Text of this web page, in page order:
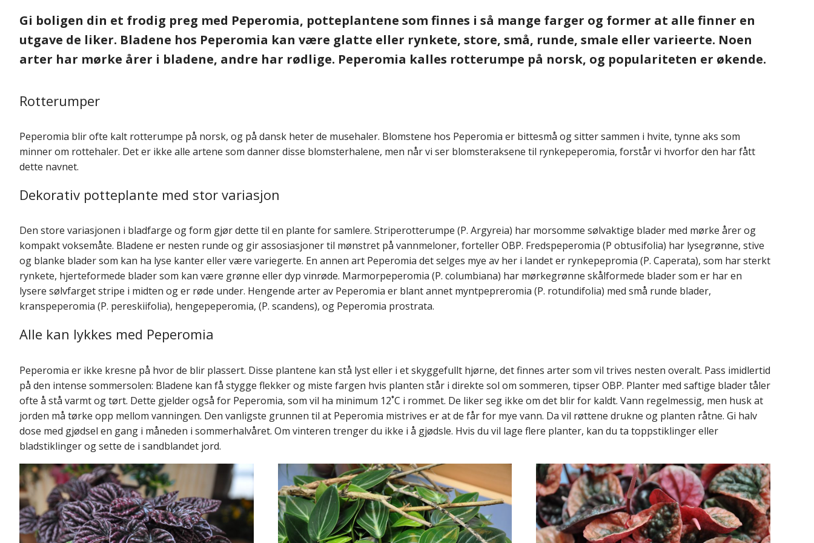
Gi boligen din et frodig preg med Peperomia, potteplantene som finnes i så mange farger og former at alle finner en
utgave de liker. Bladene hos Peperomia kan være glatte eller rynkete, store, små, runde, smale eller varieerte. Noen
arter har mørke årer i bladene, andre har rødlige. Peperomia kalles rotterumpe på norsk, og populariteten er økende.
Rotterumper
Peperomia blir ofte kalt rotterumpe på norsk, og på dansk heter de musehaler. Blomstene hos Peperomia er bittesmå og sitter sammen i hvite, tynne aks som
minner om rottehaler. Det er ikke alle artene som danner disse blomsterhalene, men når vi ser blomsteraksene til rynkepeperomia, forstår vi hvorfor den har fått
dette navnet.
Dekorativ potteplante med stor variasjon
Den store variasjonen i bladfarge og form gjør dette til en plante for samlere. Striperotterumpe (P. Argyreia) har morsomme sølvaktige blader med mørke årer og
kompakt voksemåte. Bladene er nesten runde og gir assosiasjoner til mønstret på vannmeloner, forteller OBP. Fredspeperomia (P obtusifolia) har lysegrønne, stive
og blanke blader som kan ha lyse kanter eller være variegerte. En annen art Peperomia det selges mye av her i landet er rynkepepromia (P. Caperata), som har sterkt
rynkete, hjerteformede blader som kan være grønne eller dyp vinrøde. Marmorpeperomia (P. columbiana) har mørkegrønne skålformede blader som er har en
lysere sølvfarget stripe i midten og er røde under. Hengende arter av Peperomia er blant annet myntpepreromia (P. rotundifolia) med små runde blader,
kranspeperomia (P. pereskiifolia), hengepeperomia, (P. scandens), og Peperomia prostrata.
Alle kan lykkes med Peperomia
Peperomia er ikke kresne på hvor de blir plassert. Disse plantene kan stå lyst eller i et skyggefullt hjørne, det finnes arter som vil trives nesten overalt. Pass imidlertid
på den intense sommersolen: Bladene kan få stygge flekker og miste fargen hvis planten står i direkte sol om sommeren, tipser OBP. Planter med saftige blader tåler
ofte å stå varmt og tørt. Dette gjelder også for Peperomia, som vil ha minimum 12˚C i rommet. De liker seg ikke om det blir for kaldt. Vann regelmessig, men husk at
jorden må tørke opp mellom vanningen. Den vanligste grunnen til at Peperomia mistrives er at de får for mye vann. Da vil røttene drukne og planten råtne. Gi halv
dose med gjødsel en gang i måneden i sommerhalvåret. Om vinteren trenger du ikke i å gjødsle. Hvis du vil lage flere planter, kan du ta toppstiklinger eller
bladstiklinger og sette de i sandblandet jord.